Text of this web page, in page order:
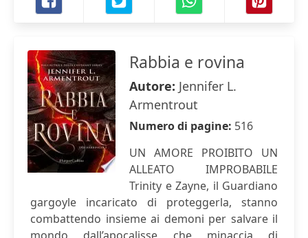
Rabbia e rovina
Autore: Jennifer L.
Armentrout
Numero di pagine: 516
UN AMORE PROIBITO UN
ALLEATO IMPROBABILE
Trinity e Zayne, il Guardiano
gargoyle incaricato di proteggerla, stanno
combattendo insieme ai demoni per salvare il